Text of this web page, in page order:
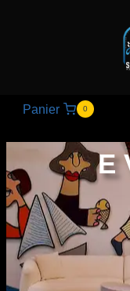
Panier 0